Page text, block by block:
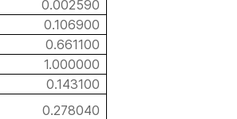
0.002590
0.106900
0.661100
1.000000
0.143100
0.278040